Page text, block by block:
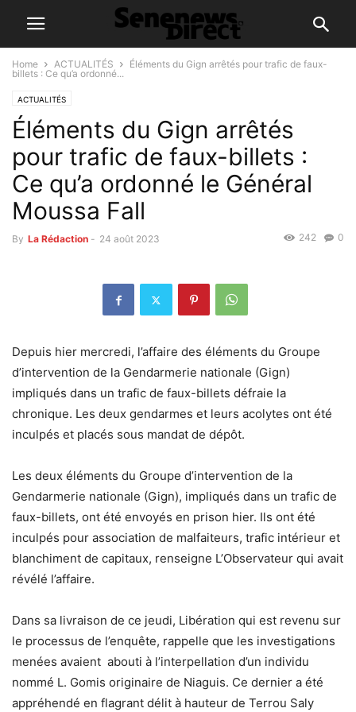
Home ACTUALITÉS
Éléments du Gign arrêtés pour trafic de faux-
billets : Ce qu’a ordonné...
ACTUALITÉS
Éléments du Gign arrêtés
pour trafic de faux-billets :
Ce qu’a ordonné le Général
Moussa Fall
By La Rédaction - 24 août 2023 0
242
Depuis hier mercredi, l’affaire des éléments du Groupe
d’intervention de la Gendarmerie nationale (Gign)
impliqués dans un trafic de faux-billets défraie la
chronique. Les deux gendarmes et leurs acolytes ont été
inculpés et placés sous mandat de dépôt.
Les deux éléments du Groupe d’intervention de la
Gendarmerie nationale (Gign), impliqués dans un trafic de
faux-billets, ont été envoyés en prison hier. Ils ont été
inculpés pour association de malfaiteurs, trafic intérieur et
blanchiment de capitaux, renseigne L’Observateur qui avait
révélé l’affaire.
Dans sa livraison de ce jeudi, Libération qui est revenu sur
le processus de l’enquête, rappelle que les investigations
menées avaient abouti à l’interpellation d’un individu
nommé L. Gomis originaire de Niaguis. Ce dernier a été
appréhendé en flagrant délit à hauteur de Terrou Saly